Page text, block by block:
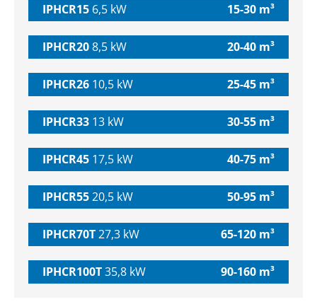
IPHCR15 6,5 kW 15-30 m³
IPHCR208,5 kW 20-40 m³
IPHCR26 10,5 kW 25-45 m³
IPHCR33 13 kW 30-55 m³
IPHCR45 17,5 kW 40-75 m³
IPHCR5520,5 kW 50-95 m³
IPHCR70T27,3 kW 65-120 m³
IPHCR100T35,8 kW 90-160 m³